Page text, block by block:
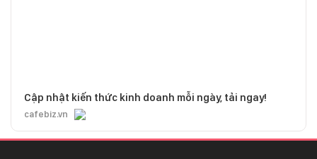
Cập nhật kiến thức kinh doanh mỗi ngày, tải ngay!
cafebiz.vn